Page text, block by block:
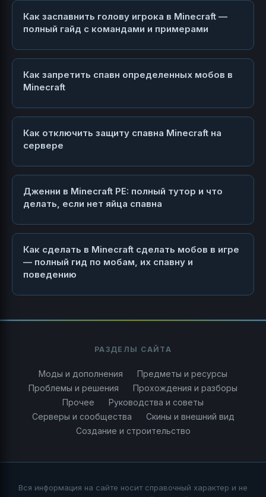
Как заспавнить голову игрока в Minecraft —
полный гайд с командами и примерами
Как запретить спавн определенных мобов в
Minecraft
Как отключить защиту спавна Minecraft на
сервере
Дженни в Minecraft PE: полный тутор и что
делать, если нет яйца спавна
Как сделать в Minecraft сделать мобов в игре
— полный гид по мобам, их спавну и
поведению
РАЗДЕЛЫ САЙТА
Моды и дополнения
Предметы и ресурсы
Проблемы и решения
Прохождения и разборы
Прочее
Руководства и советы
Серверы и сообщества
Скины и внешний вид
Создание и строительство
Вся информация на сайте носит справочный характер и не